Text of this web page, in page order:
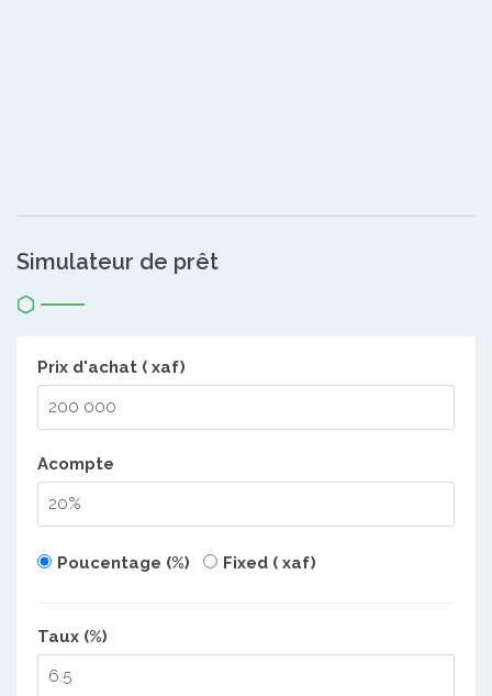
Simulateur de prêt
Prix d'achat ( xaf)
Acompte
Poucentage (%) Fixed ( xaf)
Taux (%)